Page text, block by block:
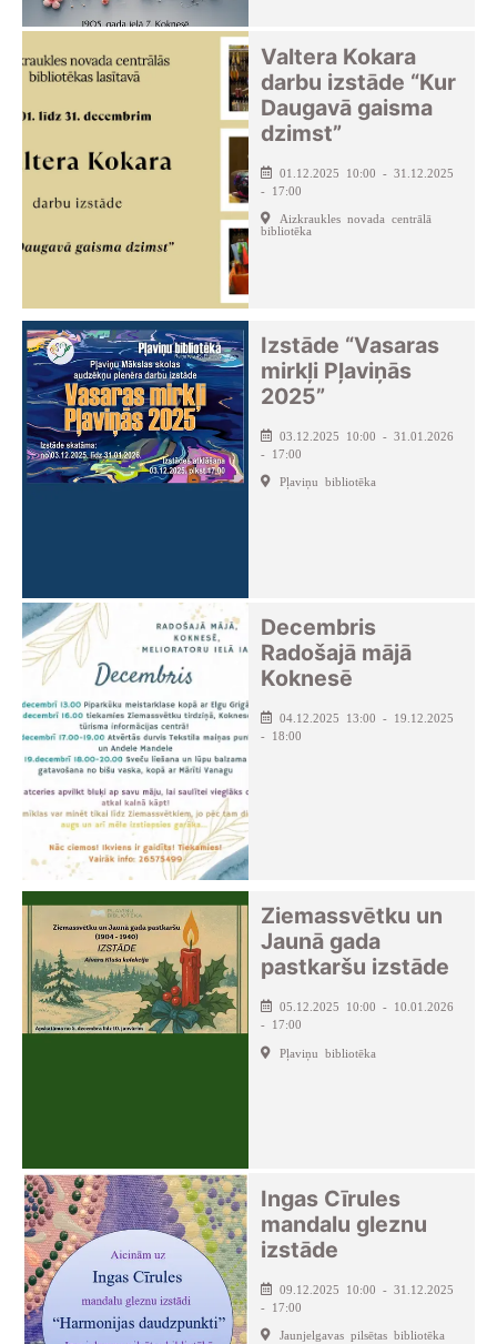
Valtera Kokara
darbu izstāde “Kur
Daugavā gaisma
dzimst”
01.12.2025 10:00 - 31.12.2025
- 17:00
Aizkraukles novada centrālā
bibliotēka
Izstāde “Vasaras
mirkļi Pļaviņās
2025”
03.12.2025 10:00 - 31.01.2026
- 17:00
Pļaviņu bibliotēka
Decembris
Radošajā mājā
Koknesē
04.12.2025 13:00 - 19.12.2025
- 18:00
Ziemassvētku un
Jaunā gada
pastkaršu izstāde
05.12.2025 10:00 - 10.01.2026
- 17:00
Pļaviņu bibliotēka
Ingas Cīrules
mandalu gleznu
izstāde
09.12.2025 10:00 - 31.12.2025
- 17:00
Jaunjelgavas pilsētas bibliotēka